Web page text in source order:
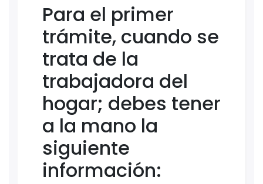
Para el primer
trámite, cuando se
trata de la
trabajadora del
hogar; debes tener
a la mano la
siguiente
información: